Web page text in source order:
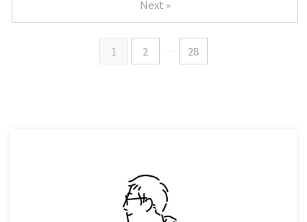
1 2 … 28
Next »